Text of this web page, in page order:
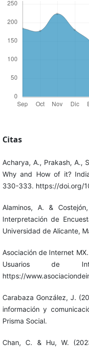
Citas
Acharya, A., Prakash, A.,
Why and How of it?
330-333. https://doi.org/
Alaminos, A. &
Interpretación de
Universidad de Alicante,
Asociación de Internet
Usuarios de
https://
Carabaza González, J.
información y
Prisma Social.
Chan, C. & Hu, W.